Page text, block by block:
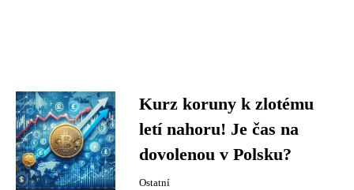
Kurz koruny k zlotému
letí nahoru! Je čas na
dovolenou v Polsku?
Ostatní